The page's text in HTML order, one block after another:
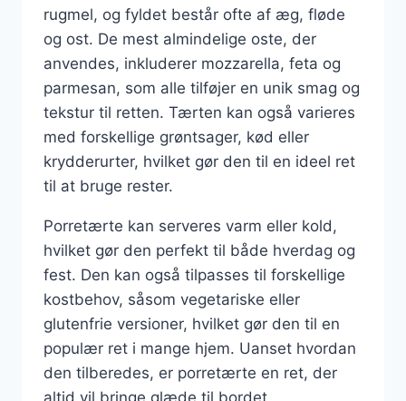
rugmel, og fyldet består ofte af æg, fløde
og ost. De mest almindelige oste, der
anvendes, inkluderer mozzarella, feta og
parmesan, som alle tilføjer en unik smag og
tekstur til retten. Tærten kan også varieres
med forskellige grøntsager, kød eller
krydderurter, hvilket gør den til en ideel ret
til at bruge rester.
Porretærte kan serveres varm eller kold,
hvilket gør den perfekt til både hverdag og
fest. Den kan også tilpasses til forskellige
kostbehov, såsom vegetariske eller
glutenfrie versioner, hvilket gør den til en
populær ret i mange hjem. Uanset hvordan
den tilberedes, er porretærte en ret, der
altid vil bringe glæde til bordet.